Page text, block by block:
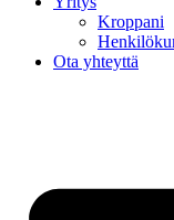
Kroppani
Ota yhteyttä